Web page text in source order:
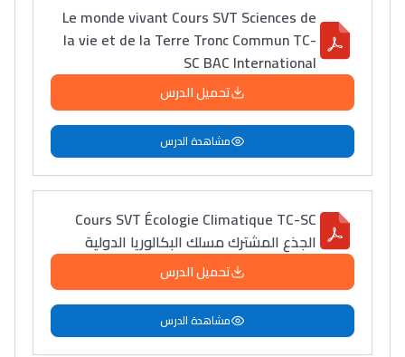
Le monde vivant Cours SVT Sciences de
la vie et de la Terre Tronc Commun TC-
SC BAC International
تحميل الدرس
مشاهدة الدرس
Cours SVT Écologie Climatique TC-SC
الجذع المشترك مسلك البكالوريا الدولية
تحميل الدرس
مشاهدة الدرس